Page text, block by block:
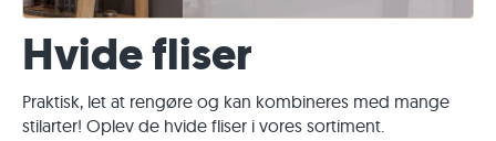
Hvide fliser
Praktisk, let at rengøre og kan kombineres med mange
stilarter! Oplev de hvide fliser i vores sortiment.